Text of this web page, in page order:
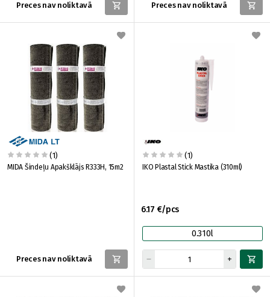
Preces nav noliktavā Preces nav noliktavā
(1)
MIDA Šindeļu Apakšklājs R333H, 15m2
Preces nav noliktavā
(1)
IKO Plastal Stick Mastika (310ml)
6.17 €/pcs
0.310l